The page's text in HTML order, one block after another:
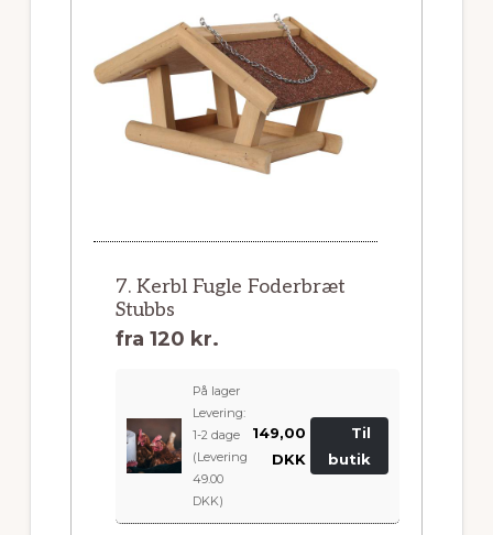
7. Kerbl Fugle Foderbræt
Stubbs
fra 120 kr.
På lager
Levering:
1-2 dage
(Levering
49.00
DKK)
149,00
DKK
Til
butik